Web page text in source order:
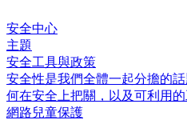
安全中心
主題
安全工具與政策
安全性是我們全體一起分擔的
何在安全上把關，以及可利用的
網路兒童保護